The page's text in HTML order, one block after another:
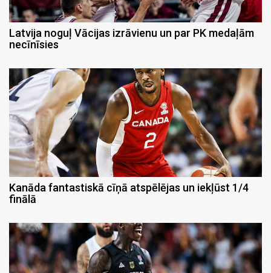
Latvija noguļ Vācijas izrāvienu un par PK medaļām
necīnīsies
Kanāda fantastiskā cīņā atspēlējas un iekļūst 1/4
finālā